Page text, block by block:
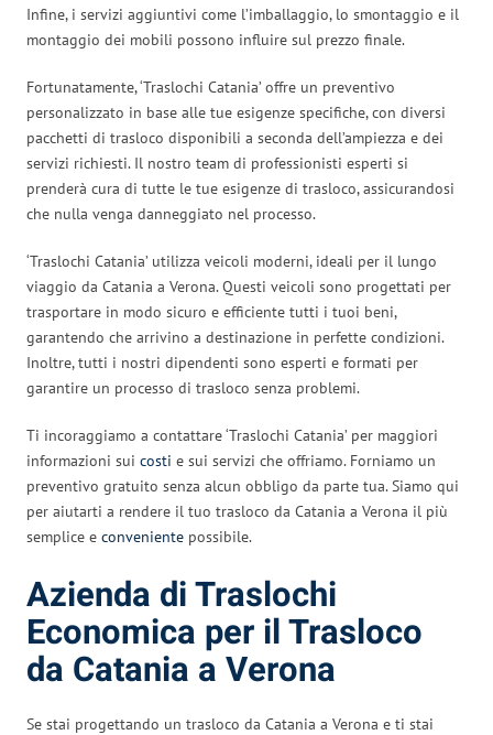
Infine, i servizi aggiuntivi come l’imballaggio, lo smontaggio e il
montaggio dei mobili possono influire sul prezzo finale.
Fortunatamente, ‘Traslochi Catania’ offre un preventivo
personalizzato in base alle tue esigenze specifiche, con diversi
pacchetti di trasloco disponibili a seconda dell’ampiezza e dei
servizi richiesti. Il nostro team di professionisti esperti si
prenderà cura di tutte le tue esigenze di trasloco, assicurandosi
che nulla venga danneggiato nel processo.
‘Traslochi Catania’ utilizza veicoli moderni, ideali per il lungo
viaggio da Catania a Verona. Questi veicoli sono progettati per
trasportare in modo sicuro e efficiente tutti i tuoi beni,
garantendo che arrivino a destinazione in perfette condizioni.
Inoltre, tutti i nostri dipendenti sono esperti e formati per
garantire un processo di trasloco senza problemi.
Ti incoraggiamo a contattare ‘Traslochi Catania’ per maggiori
informazioni sui costi e sui servizi che offriamo. Forniamo un
preventivo gratuito senza alcun obbligo da parte tua. Siamo qui
per aiutarti a rendere il tuo trasloco da Catania a Verona il più
semplice e conveniente possibile.
Azienda di Traslochi
Economica per il Trasloco
da Catania a Verona
Se stai progettando un trasloco da Catania a Verona e ti stai